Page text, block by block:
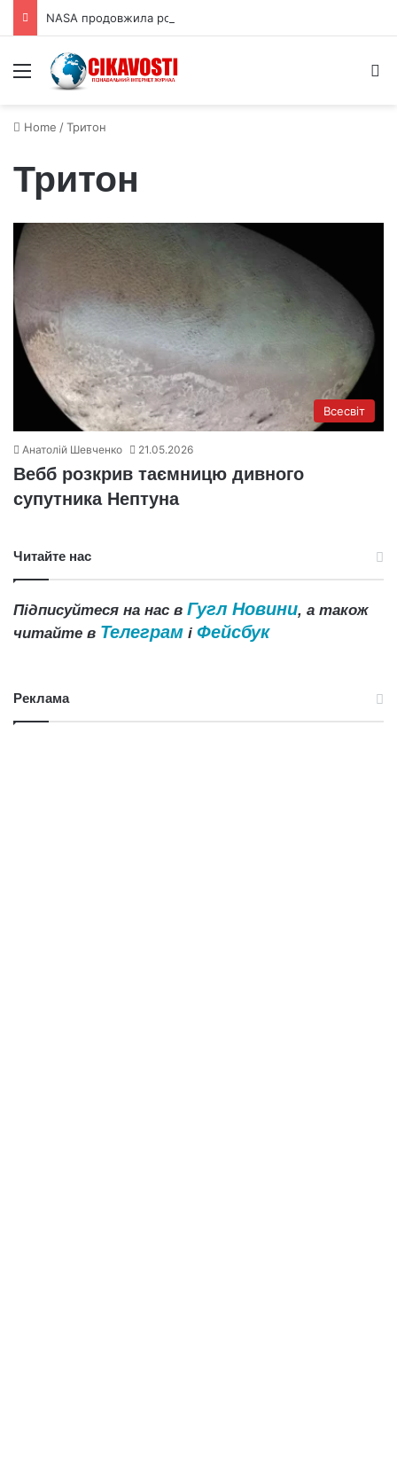
Menu
Home /Тритон
Тритон
Всесвіт
Анатолій Шевченко 21.05.2026
Вебб розкрив таємницю дивного
супутника Нептуна
Читайте нас
Підписуйтеся на нас в Гугл Новини, а також
читайте в Телеграм і Фейсбук
Реклама